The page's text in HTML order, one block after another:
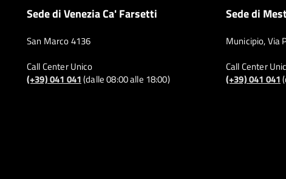
Sede di Venezia Ca' Farsetti
San Marco 4136
Call Center Unico
(+39) 041 041(dalle 08:00 alle 18:00)
Sede di
Municipio, Via
Call Center
(+39) 041 041